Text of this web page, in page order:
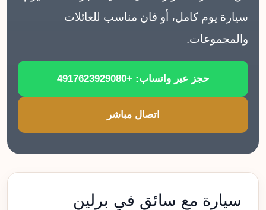
سيارة يوم كامل، أو فان مناسب للعائلات
والمجموعات.
حجز عبر واتساب: +4917623929080
اتصال مباشر
سيارة مع سائق في برلين